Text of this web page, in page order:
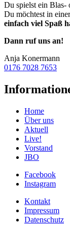
Du spielst ein Blas-
Du möchtest in
einfach viel Spaß
Dann ruf uns an!
Anja Konermann
0176 7028 7653
Home
Über uns
Aktuell
Live!
Vorstand
JBO
Facebook
Instagram
Kontakt
Impressum
Datenschutz